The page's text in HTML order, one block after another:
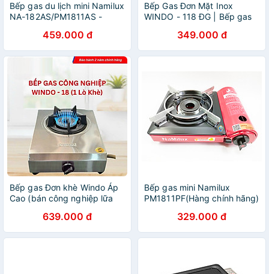
Bếp gas du lịch mini Namilux
NA-182AS/PM1811AS -
459.000 đ
Bếp Gas Đơn Mặt Inox
WINDO - 118 ĐG | Bếp gas
kiệm gas- Hàng chính hãng
349.000 đ
Bếp gas Đơn khè Windo Áp
Cao (bán công nghiệp lữa
639.000 đ
Bếp gas mini Namilux
PM1811PF(Hàng chính hãng)
329.000 đ